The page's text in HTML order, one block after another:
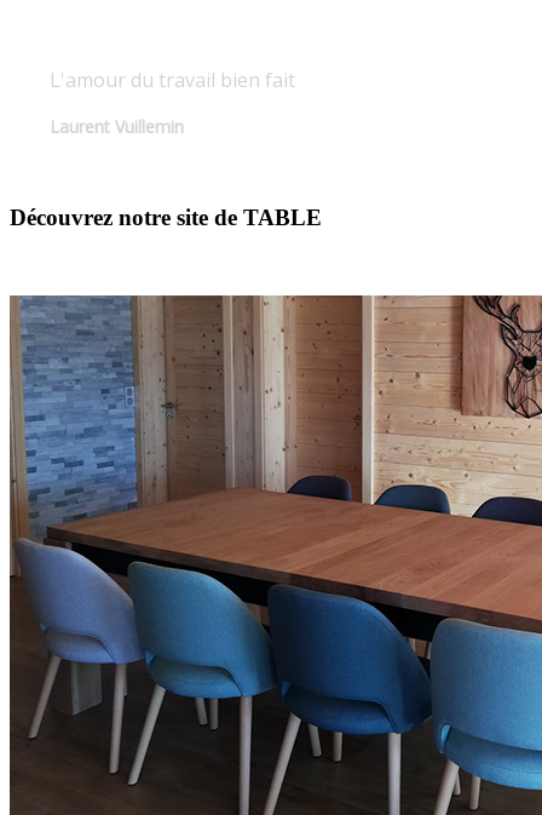
L'amour du travail bien fait
Laurent Vuillemin
Découvrez notre site de TABLE